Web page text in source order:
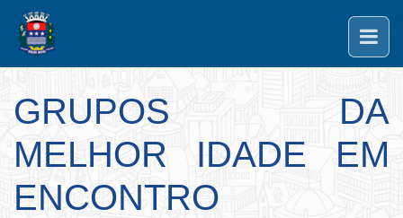
GRUPOS DA
MELHOR IDADE EM
ENCONTRO